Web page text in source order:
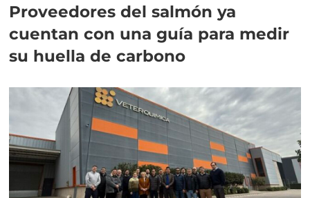
Proveedores del salmón ya
cuentan con una guía para medir
su huella de carbono